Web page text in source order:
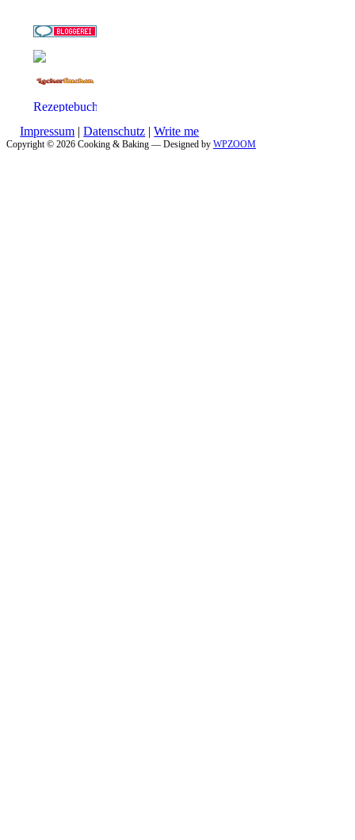
Impressum |Datenschutz |Write me
Copyright © 2026 Cooking & Baking — Designed by WPZOOM